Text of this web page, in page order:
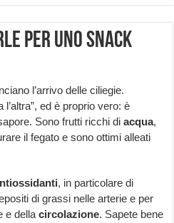
per uno snack
l’arrivo delle ciliegie.
ed è proprio vero: è
Sono frutti ricchi diacqua,
il fegato e sono ottimi alleati
, in particolare di
di grassi nelle arterie e per
e dellacircolazione. Sapete bene